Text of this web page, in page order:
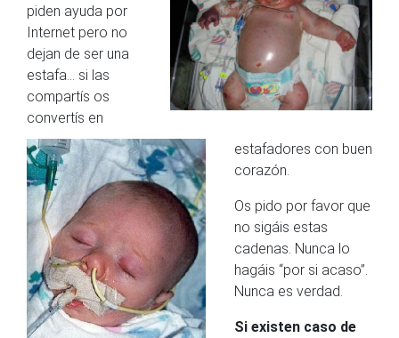
piden ayuda por
Internet pero no
dejan de ser una
estafa… si las
compartís os
convertís en
estafadores con buen
corazón.
Os pido por favor que
no sigáis estas
cadenas. Nunca lo
hagáis “por si acaso”.
Nunca es verdad.
Si existen caso de